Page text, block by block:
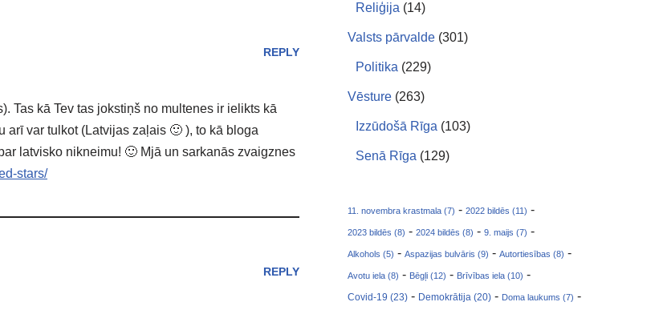
REPLY
Tas kā Tev tas jokstiņš no multenes ir ielikts kā
var tulkot (Latvijas zaļais 🙂 ), to kā bloga
latvisko nikneimu! 🙂 Mjā un sarkanās zvaigznes
stars/
REPLY
Reliģija (14)
Valsts pārvalde (301)
Politika (229)
Vēsture (263)
Izzūdošā Rīga (103)
Senā Rīga (129)
11. novembra krastmala (7) - 2022 bildēs (11) -
2023 bildēs (8) - 2024 bildēs (8) - 9. maijs (7) -
Alkohols (5) - Aspazijas bulvāris (9) - Autortiesības (8) -
Avotu iela (8) - Bēgļi (12) - Brīvības iela (10) -
Covid-19 (23) - Demokrātija (20) - Doma laukums (7) -